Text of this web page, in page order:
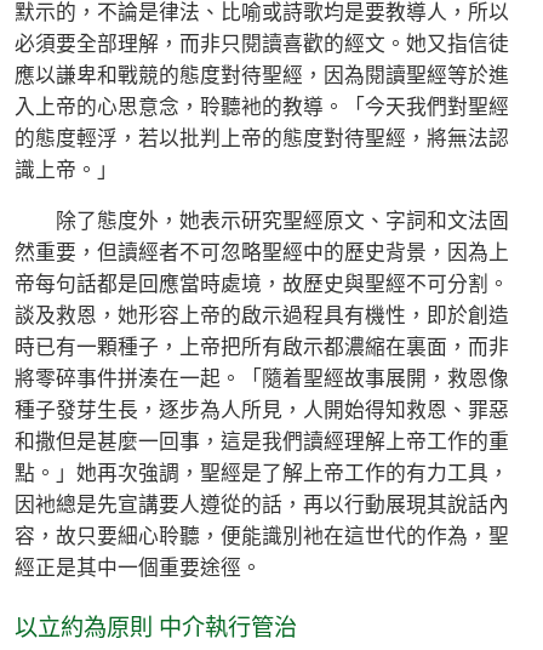
默示的，不論是律法、比喻或詩歌均是要教導人，所以
必須要全部理解，而非只閱讀喜歡的經文。她又指信徒
應以謙卑和戰競的態度對待聖經，因為閱讀聖經等於進
入上帝的心思意念，聆聽衪的教導。「今天我們對聖經
的態度輕浮，若以批判上帝的態度對待聖經，將無法認
識上帝。」
除了態度外，她表示研究聖經原文、字詞和文法固
然重要，但讀經者不可忽略聖經中的歷史背景，因為上
帝每句話都是回應當時處境，故歷史與聖經不可分割。
談及救恩，她形容上帝的啟示過程具有機性，即於創造
時已有一顆種子，上帝把所有啟示都濃縮在裏面，而非
將零碎事件拼湊在一起。「隨着聖經故事展開，救恩像
種子發芽生長，逐步為人所見，人開始得知救恩、罪惡
和撒但是甚麼一回事，這是我們讀經理解上帝工作的重
點。」她再次強調，聖經是了解上帝工作的有力工具，
因衪總是先宣講要人遵從的話，再以行動展現其說話內
容，故只要細心聆聽，便能識別衪在這世代的作為，聖
經正是其中一個重要途徑。
以立約為原則 中介執行管治